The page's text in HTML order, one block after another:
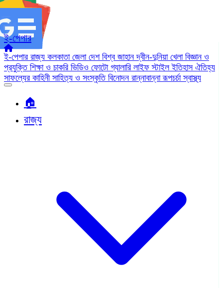
ই-পেপার
ই-পেপার রাজ্য কলকাতা জেলা দেশ বিশ্ব জাহানদ্বীন-দুনিয়া খেলা বিজ্ঞান ও
প্রযুক্তি শিক্ষা ও চাকরি ভিডিও ফোটো গ্যালারি লাইফ স্টাইলইতিহাস ঐতিহ্য
সাফল্যের কাহিনী সাহিত্য ও সংস্কৃতি বিনোদন রান্নাবান্নারূপচর্চাস্বাস্থ্য
🏠︎
রাজ্য